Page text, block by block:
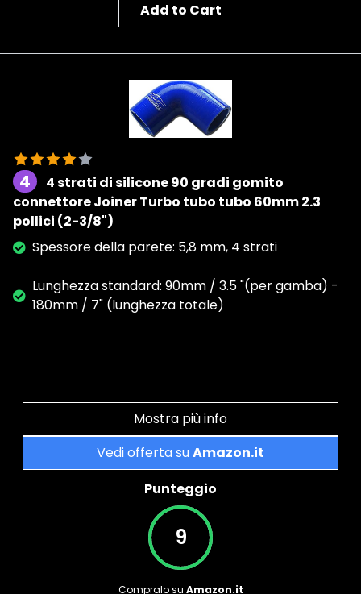
Add to Cart
4
4 strati di silicone 90 gradi gomito
connettore Joiner Turbo tubo tubo 60mm 2.3
pollici (2-3/8")
Spessore della parete: 5,8 mm, 4 strati
Lunghezza standard: 90mm / 3.5 "(per gamba) -
180mm / 7" (lunghezza totale)
Mostra più info
Vedi offerta suAmazon.it
Punteggio
9
Compralo su Amazon.it